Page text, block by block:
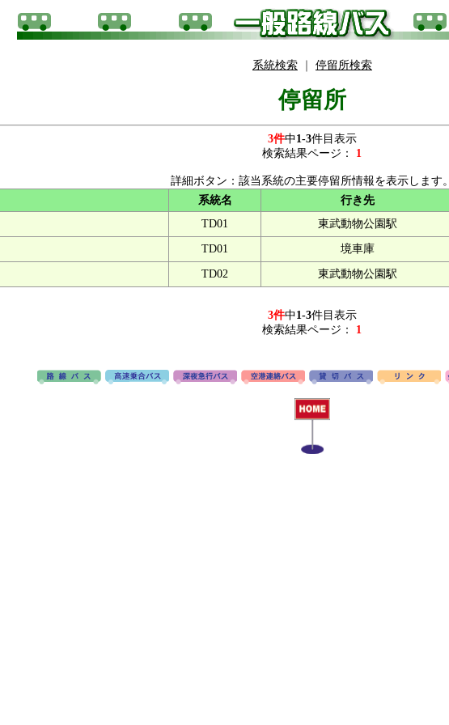
系統検索 停留所検索
停留所
3件中1-3件目表示
検索結果ページ：
1
詳細ボタン：該当系統の主要停留所情報を表示します。
系統名 行き先
TD01 東武動物公園駅
TD01 境車庫
TD02 東武動物公園駅
3件中1-3件目表示
検索結果ページ：
1